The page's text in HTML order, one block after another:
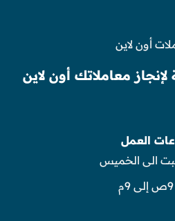
أون لاين
معاملاتك أون لاين
العمل
الى الخميس